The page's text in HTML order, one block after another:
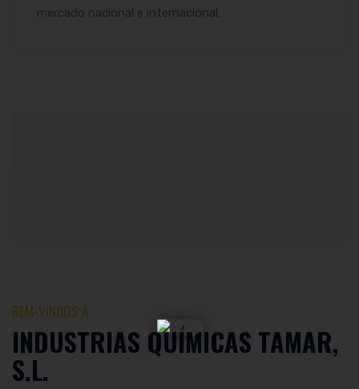
mercado nacional e internacional.
BEM-VINDOS A
INDUSTRIAS QUÍMICAS TAMAR,
S.L.